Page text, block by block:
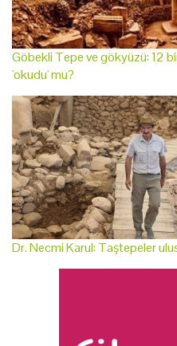
Göbekli Tepe ve gökyüzü: 12 bin
'okudu' mu?
Dr. Necmi Karul: Taştepeler